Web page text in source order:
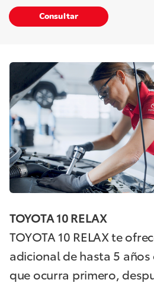
Consultar
TOYOTA 10 RELAX
TOYOTA 10 RELAX te
adicional de hasta 5
que ocurra primero,